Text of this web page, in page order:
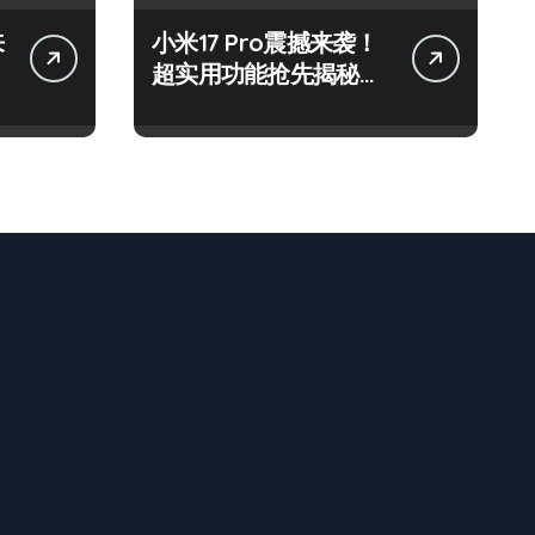
小米17 Pro震撼来袭！
超实用功能抢先揭秘，